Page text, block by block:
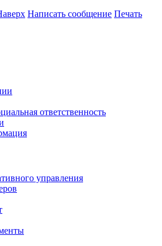
Написать сообщение Печать
ответственность
управления